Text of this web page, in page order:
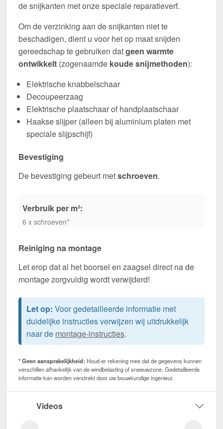
de snijkanten met onze speciale reparatieverf.
Om de verzinking aan de snijkanten niet te
beschadigen, dient u voor het op maat snijden
gereedschap te gebruiken datgeen warmte
ontwikkelt (zogenaamde koude snijmethoden):
Elektrische knabbelschaar
Decoupeerzaag
Elektrische plaatschaar of handplaatschaar
Haakse slijper (alleen bij aluminium platen met
speciale slijpschijf)
Bevestiging
De bevestiging gebeurt metschroeven.
Verbruik per m²:
6 x schroeven*
Reiniging na montage
Let erop dat al het boorsel en zaagsel direct na de
montage zorgvuldig wordt verwijderd!
Let op: Voor gedetailleerde informatie met
duidelijke instructies verwijzen wij uitdrukkelijk
naar de montage-instructies.
* Geen aansprakelijkheid: Houd er rekening mee dat de gegevens kunnen
verschillen afhankelijk van de windbelasting of sneeuwzone. Gedetailleerde
informatie kan worden verstrekt door uw bouwkundige ingenieur.
Videos